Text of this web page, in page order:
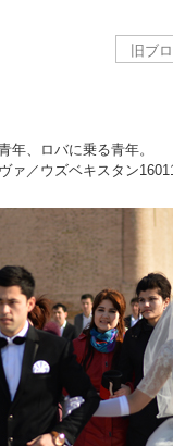
年、ロバに乗る青年。
ァ／ウズベキスタン